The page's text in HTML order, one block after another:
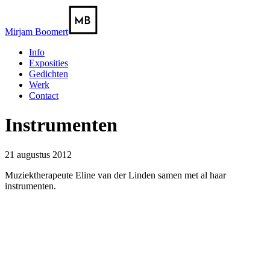
Mirjam Boomert
Info
Exposities
Gedichten
Werk
Contact
Instrumenten
21 augustus 2012
Muziektherapeute Eline van der Linden samen met al haar
instrumenten.